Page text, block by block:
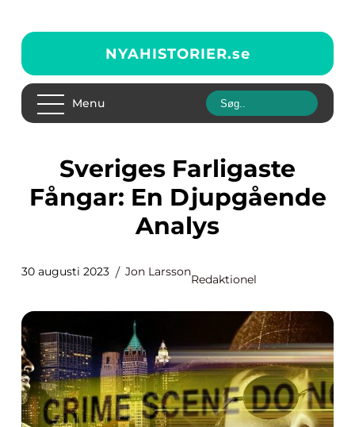
NYAHISTORIER.se
Menu
Sveriges Farligaste
Fångar: En Djupgående
Analys
30 augusti 2023 Jon Larsson
Redaktionel